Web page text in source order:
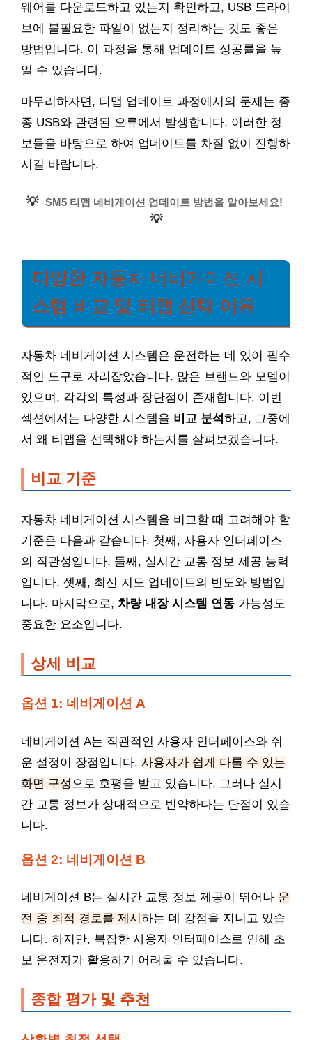
웨어를 다운로드하고 있는지 확인하고, USB 드라이
브에 불필요한 파일이 없는지 정리하는 것도 좋은
방법입니다. 이 과정을 통해 업데이트 성공률을 높
일 수 있습니다.
마무리하자면, 티맵 업데이트 과정에서의 문제는 종
종 USB와 관련된 오류에서 발생합니다. 이러한 정
보들을 바탕으로 하여 업데이트를 차질 없이 진행하
시길 바랍니다.
💡 SM5 티맵 네비게이션 업데이트 방법을 알아보세요!
💡
다양한 자동차 네비게이션 시
스템 비교 및 티맵 선택 이유
자동차 네비게이션 시스템은 운전하는 데 있어 필수
적인 도구로 자리잡았습니다. 많은 브랜드와 모델이
있으며, 각각의 특성과 장단점이 존재합니다. 이번
섹션에서는 다양한 시스템을 비교 분석하고, 그중에
서 왜 티맵을 선택해야 하는지를 살펴보겠습니다.
비교 기준
자동차 네비게이션 시스템을 비교할 때 고려해야 할
기준은 다음과 같습니다. 첫째, 사용자 인터페이스
의 직관성입니다. 둘째, 실시간 교통 정보 제공 능력
입니다. 셋째, 최신 지도 업데이트의 빈도와 방법입
니다. 마지막으로, 차량 내장 시스템 연동 가능성도
중요한 요소입니다.
상세 비교
옵션 1: 네비게이션 A
네비게이션 A는 직관적인 사용자 인터페이스와 쉬
운 설정이 장점입니다. 사용자가 쉽게 다룰 수 있는
화면 구성 으로 호평을 받고 있습니다. 그러나 실시
간 교통 정보가 상대적으로 빈약하다는 단점이 있습
니다.
옵션 2: 네비게이션 B
네비게이션 B는 실시간 교통 정보 제공이 뛰어나 운
전 중 최적 경로를 제시하는 데 강점을 지니고 있습
니다. 하지만, 복잡한 사용자 인터페이스로 인해 초
보 운전자가 활용하기 어려울 수 있습니다.
종합 평가 및 추천